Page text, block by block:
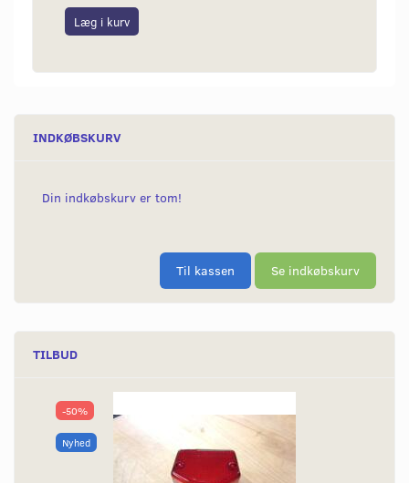
Læg i kurv
INDKØBSKURV
Din indkøbskurv er tom!
Til kassen Se indkøbskurv
TILBUD
-50%
Nyhed